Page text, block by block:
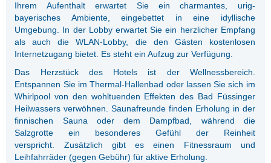
Ihrem Aufenthalt erwartet Sie ein charmantes, urig-
bayerisches Ambiente, eingebettet in eine idyllische
Umgebung. In der Lobby erwartet Sie ein herzlicher Empfang
als auch die WLAN-Lobby, die den Gästen kostenlosen
Internetzugang bietet. Es steht ein Aufzug zur Verfügung.
Das Herzstück des Hotels ist der Wellnessbereich.
Entspannen Sie im Thermal-Hallenbad oder lassen Sie sich im
Whirlpool von den wohltuenden Effekten des Bad Füssinger
Heilwassers verwöhnen. Saunafreunde finden Erholung in der
finnischen Sauna oder dem Dampfbad, während die
Salzgrotte ein besonderes Gefühl der Reinheit
verspricht. Zusätzlich gibt es einen Fitnessraum und
Leihfahrräder (gegen Gebühr) für aktive Erholung.